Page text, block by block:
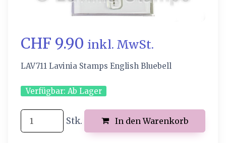
CHF 9.90 inkl. MwSt.
LAV711 Lavinia Stamps English Bluebell
Verfügbar: Ab Lager
Stk. In den Warenkorb